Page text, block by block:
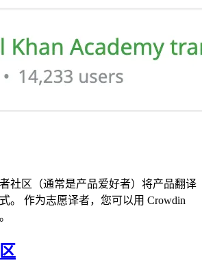
社区（通常是产品爱好者）将产品翻译
。 作为志愿译者，您可以用 Crowdin